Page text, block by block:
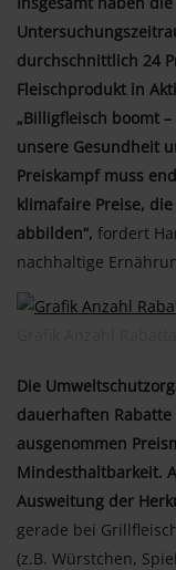
durchschnittlich 24
Fleischprodukt in
„Billigfleisch boomt
unsere Gesundheit
Preiskampf muss
klimafaire Preise,
abbilden“, fordert
nachhaltige
Die
dauerhaften
ausgenommen
Mindesthaltbarkeit.
Ausweitung der
gerade bei
(z.B. Würstchen,